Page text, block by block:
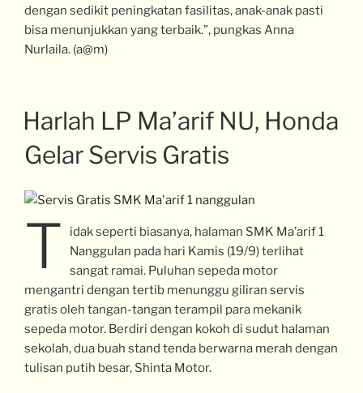
dengan sedikit peningkatan fasilitas, anak-anak pasti
bisa menunjukkan yang terbaik.”, pungkas Anna
Nurlaila. (a@m)
Harlah LP Ma’arif NU, Honda
Gelar Servis Gratis
T
idak seperti biasanya, halaman SMK Ma’arif 1
Nanggulan pada hari Kamis (19/9) terlihat
sangat ramai. Puluhan sepeda motor
mengantri dengan tertib menunggu giliran servis
gratis oleh tangan-tangan terampil para mekanik
sepeda motor. Berdiri dengan kokoh di sudut halaman
sekolah, dua buah stand tenda berwarna merah dengan
tulisan putih besar, Shinta Motor.